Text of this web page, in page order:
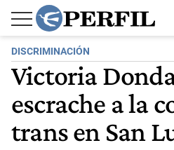
DISCRIMINACIÓN
Victoria
escrache a la
trans en San